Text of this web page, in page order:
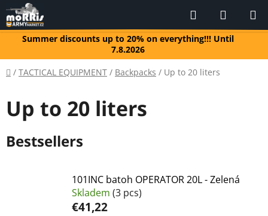
Skip
to
contentSummer discounts up to 20% on everything!!! Until
7.8.2026
Search
CART
Home
/ TACTICAL EQUIPMENT / Backpacks / Up to 20 liters
Up to 20 liters
Bestsellers
101INC batoh OPERATOR 20L - Zelená
Skladem (3 pcs)
€41,22